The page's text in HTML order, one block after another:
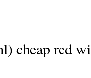
cheap red